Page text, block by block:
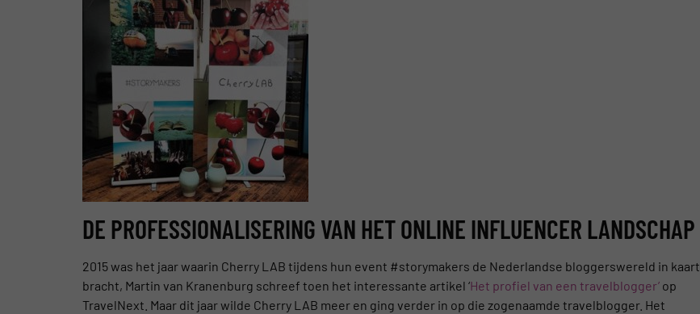
DE PROFESSIONALISERING VAN HET ONLINE INFLUENCER LANDSCHAP
2015 was het jaar waarin Cherry LAB tijdens hun event #storymakers de Nederlandse bloggerswereld in kaart
bracht, Martin van Kranenburg schreef toen het interessante artikel ‘Het profiel van een travelblogger’ op
TravelNext. Maar dit jaar wilde Cherry LAB meer en ging verder in op die zogenaamde travelblogger. Het